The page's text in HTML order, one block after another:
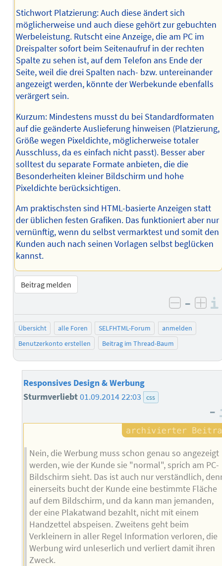
Stichwort Platzierung: Auch diese ändert sich
möglicherweise und auch diese gehört zur gebuchten
Werbeleistung. Rutscht eine Anzeige, die am PC im
Dreispalter sofort beim Seitenaufruf in der rechten
Spalte zu sehen ist, auf dem Telefon ans Ende der
Seite, weil die drei Spalten nach- bzw. untereinander
angezeigt werden, könnte der Werbekunde ebenfalls
verärgert sein.
Kurzum: Mindestens musst du bei Standardformaten
auf die geänderte Auslieferung hinweisen (Platzierung,
Größe wegen Pixeldichte, möglicherweise totaler
Ausschluss, da es einfach nicht passt). Besser aber
solltest du separate Formate anbieten, die die
Besonderheiten kleiner Bildschirm und hohe
Pixeldichte berücksichtigen.
Am praktischsten sind HTML-basierte Anzeigen statt
der üblichen festen Grafiken. Das funktioniert aber nur
vernünftig, wenn du selbst vermarktest und somit den
Kunden auch nach seinen Vorlagen selbst beglücken
kannst.
Beitrag melden
negativ
–
Übersicht alle Foren SELFHTML-Forum
anmelden
Benutzerkonto erstellen
Beitrag im Thread-Baum
Responsives Design & Werbung
Sturmverliebt01.09.2014 22:03 css
–
Nein, die Werbung muss schon genau so angezeigt
werden, wie der Kunde sie "normal", sprich am PC-
Bildschirm sieht. Das ist auch nur verständlich,
einerseits bucht der Kunde eine bestimmte Fläche
auf dem Bildschirm, und da kann man jemanden,
der eine Plakatwand bezahlt, nicht mit einem
Handzettel abspeisen. Zweitens geht beim
Verkleinern in aller Regel Information verloren, die
Werbung wird unleserlich und verliert damit ihren
Zweck.